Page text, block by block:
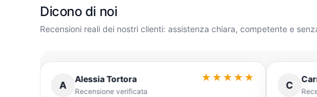
Dicono di noi
Recensioni reali dei nostri clienti: assistenza chiara, competente e
A Alessia Tortora
Recensione verificata
★★★★★
C